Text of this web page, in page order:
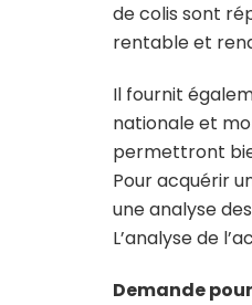
de colis sont
rentable et
Il fournit
nationale et
permettront
Pour acquérir
une analyse
L’analyse de
Demande